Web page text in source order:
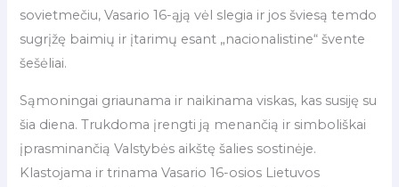
sovietmečiu, Vasario 16-ąją vėl slegia ir jos šviesą temdo
sugrįžę baimių ir įtarimų esant „nacionalistine“ švente
šešėliai.
Sąmoningai griaunama ir naikinama viskas, kas susiję su
šia diena. Trukdoma įrengti ją menančią ir simboliškai
įprasminančią Valstybės aikštę šalies sostinėje.
Klastojama ir trinama Vasario 16-osios Lietuvos